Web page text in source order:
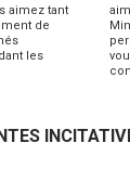
aimez tant
de
les